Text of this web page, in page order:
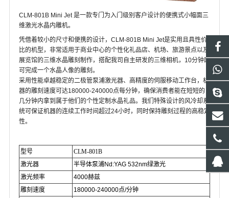
CLM-801B Mini Jet 是一款专门为入门级别客户设计的便携式小幅面三
维激光水晶内雕机。
凭借着较小的尺寸和便携的设计， CLM-801B Mini Jet是实用且具性价
比的机型，非常适用于商业中心的个性化礼品店、机场、旅游景点以及
展览馆的三维水晶雕刻制作，搭配我司自主研发的三维相机，10分钟即
可完成一个水晶人像的雕刻。
采用性能卓越稳定的二极管泵浦激光器、高精度的伺服移动工作台，机
器的雕刻速度可达180000-240000点每分钟，确保消费者能在短短的
几分钟内拿到属于他们的个性定制水晶礼品。我们特殊设计的风冷却系
统可保证机器的连续工作时间超过24小时，同时保持雕刻过程的高稳定
性。
型号
CLM-801B
激光器
半导体泵浦Nd:YAG 532nm绿激光
激光频率
4000赫兹
雕刻速度
180000-240000点/分钟